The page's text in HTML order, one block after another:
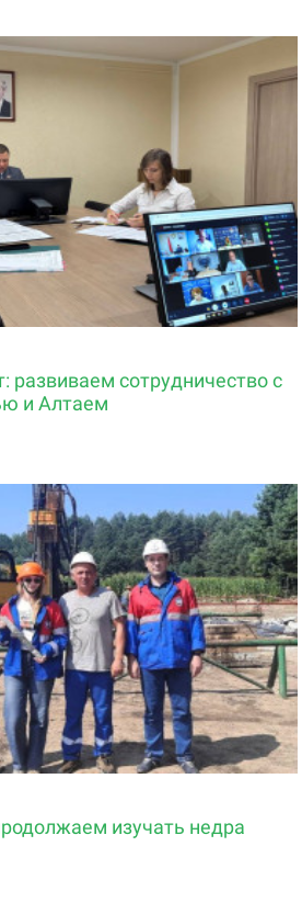
развиваем сотрудничество с
и Алтаем
изучать недра